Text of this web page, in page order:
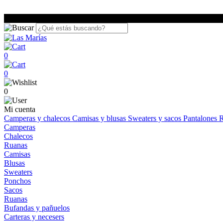
0
0
0
Mi cuenta
Camperas y chalecos Camisas y blusas Sweaters y sacos Pantalones
Camperas
Chalecos
Ruanas
Camisas
Blusas
Sweaters
Ponchos
Sacos
Ruanas
Bufandas y pañuelos
Carteras y necesers